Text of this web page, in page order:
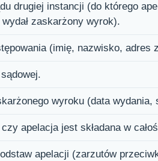
drugiej instancji (do którego
zaskarżony wyrok).
(imię, nazwisko, adres
wyroku (data wydania,
apelacja jest składana w
apelacji (zarzutów